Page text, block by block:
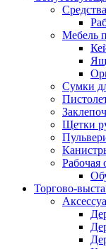
Мебель
Сумки
Щетки
Рабочая
Торгово-